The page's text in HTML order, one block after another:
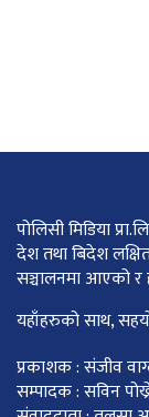
पोलिसी मिडिया
देश तथा बिदेश
सञ्चालनमा आएको र
यहाँहरुको साथ,
प्रकाशक : संजीव
सम्पादक : सविन